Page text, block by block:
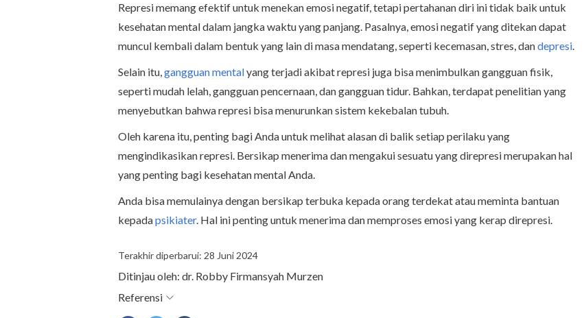
Represi memang efektif untuk menekan emosi negatif, tetapi pertahanan diri ini tidak baik untuk
kesehatan mental dalam jangka waktu yang panjang. Pasalnya, emosi negatif yang ditekan dapat
muncul kembali dalam bentuk yang lain di masa mendatang, seperti kecemasan, stres, dandepresi.
Selain itu,gangguan mentalyang terjadi akibat represi juga bisa menimbulkan gangguan fisik,
seperti mudah lelah, gangguan pencernaan, dan gangguan tidur. Bahkan, terdapat penelitian yang
menyebutkan bahwa represi bisa menurunkan sistem kekebalan tubuh.
Oleh karena itu, penting bagi Anda untuk melihat alasan di balik setiap perilaku yang
mengindikasikan represi. Bersikap menerima dan mengakui sesuatu yang direpresi merupakan hal
yang penting bagi kesehatan mental Anda.
Anda bisa memulainya dengan bersikap terbuka kepada orang terdekat atau meminta bantuan
kepadapsikiater. Hal ini penting untuk menerima dan memproses emosi yang kerap direpresi.
Terakhir diperbarui: 28 Juni 2024